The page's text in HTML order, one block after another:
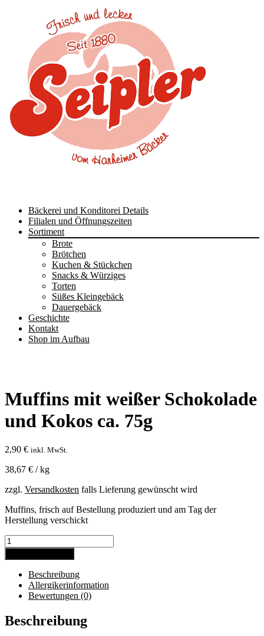
Skip
content
Bäckerei und Konditorei Details
Filialen und Öffnungszeiten
Sortiment
Brote
Brötchen
Kuchen & Stückchen
Snacks & Würziges
Torten
Süßes Kleingebäck
Dauergebäck
Geschichte
Kontakt
Shop im Aufbau
Muffins mit weißer Schokolade
und Kokos ca. 75g
2,90 € inkl. MwSt.
38,67 € /kg
zzgl. Versandkosten falls Lieferung gewünscht wird
Muffins, frisch auf Bestellung produziert und am Tag der
Herstellung verschickt
Muffins
mit
weißer
Schokolade
Kokos
75g
Menge
Beschreibung
Allergikerinformation
Bewertungen (0)
Beschreibung